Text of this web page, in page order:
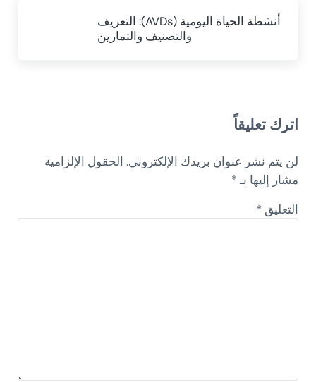
أنشطة الحياة اليومية (AVDs): التعريف
والتصنيف والتمارين
اترك تعليقاً
لن يتم نشر عنوان بريدك الإلكتروني. الحقول الإلزامية
مشار إليها بـ*
التعليق *